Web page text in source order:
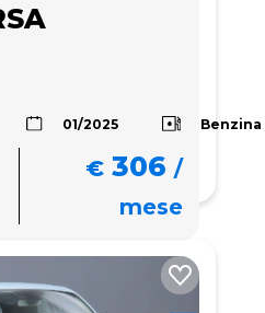
01/2025 Benzina
€ 306 /
mese